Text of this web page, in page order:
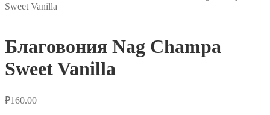
Sweet Vanilla
Благовония Nag Champa
Sweet Vanilla
₽160.00